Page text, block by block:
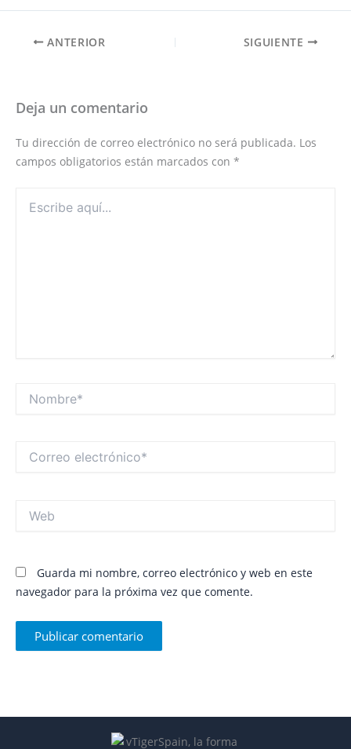
ANTERIOR SIGUIENTE
Deja un comentario
Tu dirección de correo electrónico no será publicada. Los
campos obligatorios están marcados con *
aquí...
electrónico*
Guarda mi nombre, correo electrónico y web en este
navegador para la próxima vez que comente.